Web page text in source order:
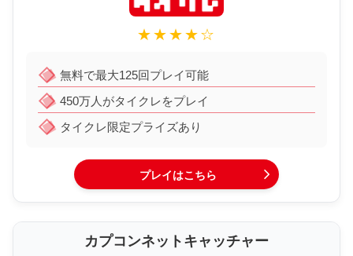
★★★★☆
無料で最大125回プレイ可能
450万人がタイクレをプレイ
タイクレ限定プライズあり
プレイはこちら
カプコンネットキャッチャー